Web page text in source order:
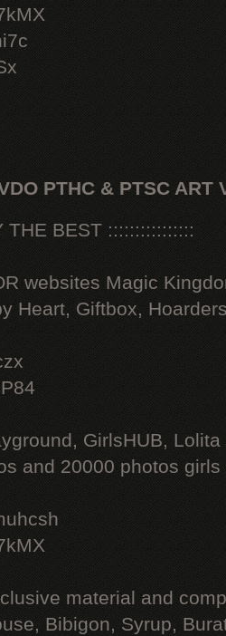
PTHC & PTSC ART
THE BEST ::::::::::::::::
websites Magic
Heart, Giftbox,
GirlsHUB, Lolita
and 20000 photos
material and
Bibigon, Syrup,